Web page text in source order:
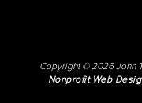
Copyright © 2026 John
Nonprofit Web